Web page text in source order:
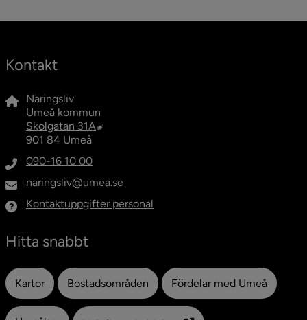
Kontakt
Näringsliv
Umeå kommun
Skolgatan 31A Länk till annan webbplats, öppnas i nytt
901 84 Umeå
090-16 10 00
naringsliv@umea.se
Kontaktuppgifter personal
Hitta snabbt
Kartor Bostadsområden Fördelar med Umeå